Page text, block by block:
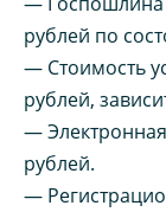
рублей по
— Стоимость
рублей,
—
рублей.
—